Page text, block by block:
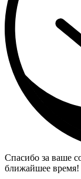
Спасибо за ваше
ближайшее время!